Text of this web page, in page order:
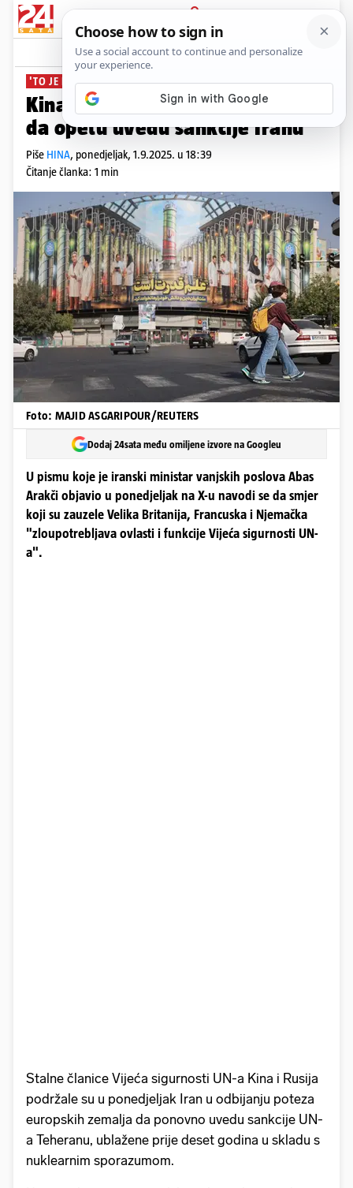
PRIJAVA
News Komentari
'TO JE PRAVNO MANJKAVO'
Kina i Rusija protiv zahtjeva EU
da opetu uvedu sankcije Iranu
Piše HINA, ponedjeljak, 1.9.2025. u 18:39
Čitanje članka: 1 min
Foto: MAJID ASGARIPOUR/REUTERS
Dodaj 24sata među omiljene izvore na Googleu
U pismu koje je iranski ministar vanjskih poslova Abas
Arakči objavio u ponedjeljak na X-u navodi se da smjer
koji su zauzele Velika Britanija, Francuska i Njemačka
"zloupotrebljava ovlasti i funkcije Vijeća sigurnosti UN-
a".
Stalne članice Vijeća sigurnosti UN-a Kina i Rusija
podržale su u ponedjeljak Iran u odbijanju poteza
europskih zemalja da ponovno uvedu sankcije UN-
a Teheranu, ublažene prije deset godina u skladu s
nuklearnim sporazumom.